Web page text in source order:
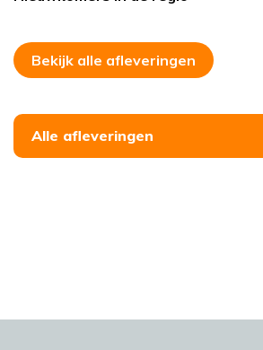
Bekijk alle afleveringen
Alle afleveringen